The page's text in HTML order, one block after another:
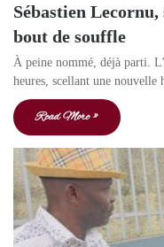
Sébastien
bout de souffle
À peine nommé, déjà parti.
heures, scellant une
Read More »